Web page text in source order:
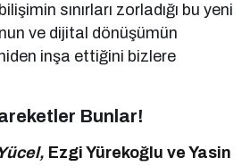
sınırları zorladığı bu yeni
ve dijital dönüşümün
inşa ettiğini bizlere
Bunlar!
Ezgi Yürekoğlu ve Yasin